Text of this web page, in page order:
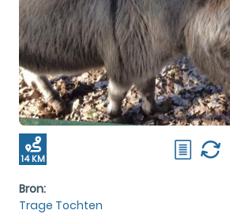
14 KM
Bron:
Trage Tochten